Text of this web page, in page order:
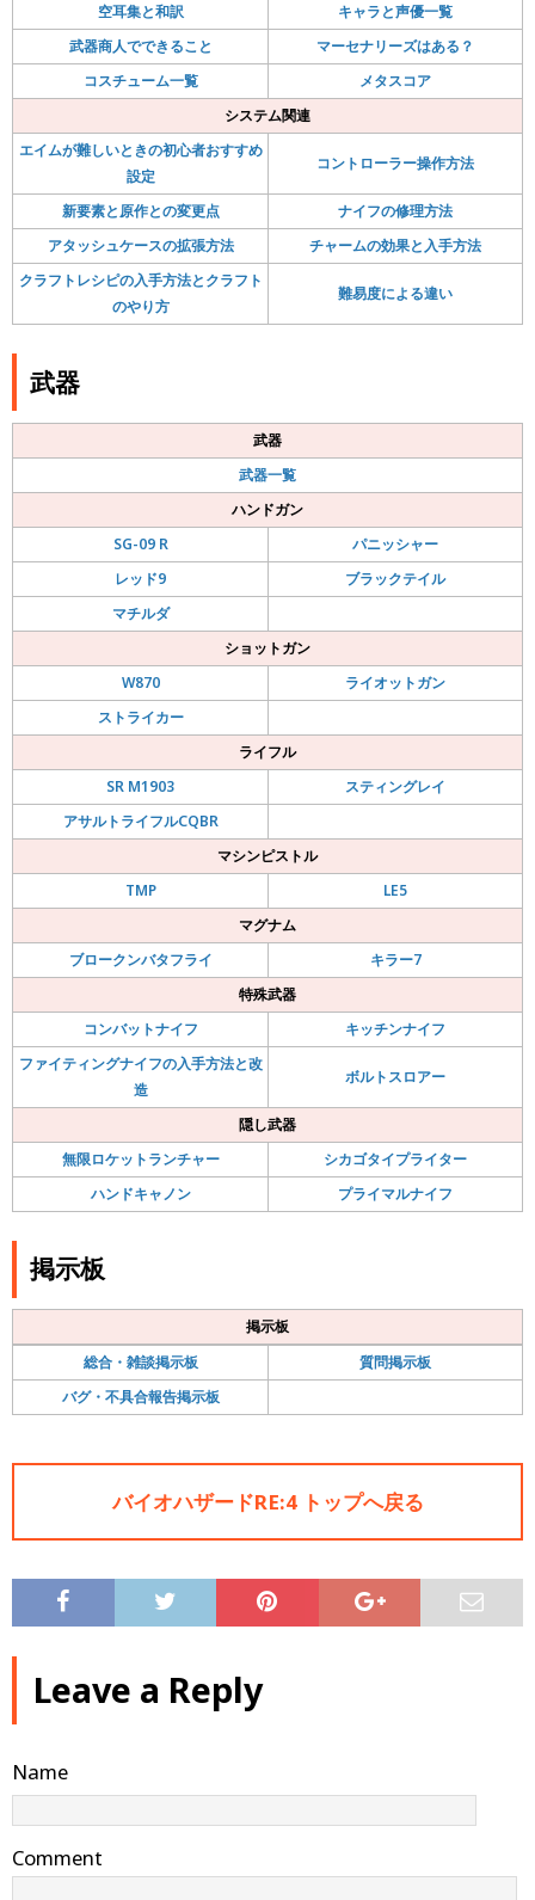
空耳集と和訳
キャラと声優一覧
武器商人でできること
マーセナリーズはある？
コスチューム一覧
メタスコア
システム関連
エイムが難しいときの初心者おすすめ
設定
コントローラー操作方法
新要素と原作との変更点
ナイフの修理方法
アタッシュケースの拡張方法
チャームの効果と入手方法
クラフトレシピの入手方法とクラフト
のやり方
難易度による違い
武器
武器
武器一覧
ハンドガン
SG-09 R
パニッシャー
レッド9
ブラックテイル
マチルダ
ショットガン
W870
ライオットガン
ストライカー
ライフル
SR M1903
スティングレイ
アサルトライフルCQBR
マシンピストル
TMP
LE5
マグナム
ブロークンバタフライ
キラー7
特殊武器
コンバットナイフ
キッチンナイフ
ファイティングナイフの入手方法と改
造
ボルトスロアー
隠し武器
無限ロケットランチャー
シカゴタイプライター
ハンドキャノン
プライマルナイフ
掲示板
掲示板
総合・雑談掲示板
質問掲示板
バグ・不具合報告掲示板
バイオハザードRE:4 トップへ戻る
Leave a Reply
Name
Comment